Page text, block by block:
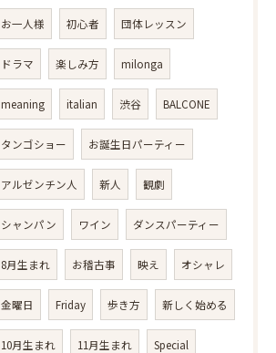
お一人様 初心者 団体レッスン
ドラマ 楽しみ方 milonga
meaning italian 渋谷 BALCONE
タンゴショー お誕生日パーティー
アルゼンチン人 新人 観劇
シャンパン ワイン ダンスパーティー
8月生まれ お稽古事 映え オシャレ
金曜日 Friday 歩き方 新しく始める
10月生まれ 11月生まれ Special